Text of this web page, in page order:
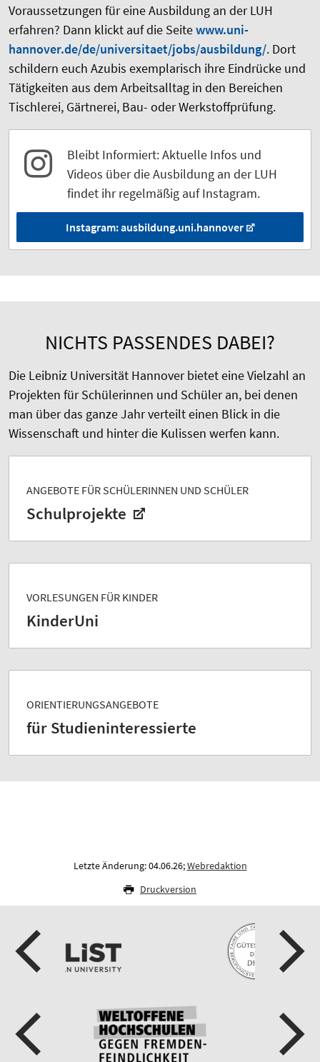
Voraussetzungen für eine Ausbildung an der LUH
erfahren? Dann klickt auf die Seitewww.uni-
hannover.de/de/universitaet/jobs/ausbildung/. Dort
schildern euch Azubis exemplarisch ihre Eindrücke und
Tätigkeiten aus dem Arbeitsalltag in den Bereichen
Tischlerei, Gärtnerei, Bau- oder Werkstoffprüfung.
Bleibt Informiert: Aktuelle Infos und
Videos über die Ausbildung an der LUH
findet ihr regelmäßig auf Instagram.
Instagram: ausbildung.uni.hannover
NICHTS PASSENDES DABEI?
Die Leibniz Universität Hannover bietet eine Vielzahl an
Projekten für Schülerinnen und Schüler an, bei denen
man über das ganze Jahr verteilt einen Blick in die
Wissenschaft und hinter die Kulissen werfen kann.
ANGEBOTE FÜR SCHÜLERINNEN UND SCHÜLER
Schulprojekte
VORLESUNGEN FÜR KINDER
KinderUni
ORIENTIERUNGSANGEBOTE
für Studieninteressierte
Letzte Änderung: 04.06.26;Webredaktion
Druckversion